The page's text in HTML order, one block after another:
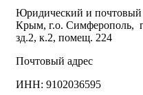
Юридический и почтовый
Крым, г.о. Симферополь,
зд.2, к.2, помещ. 224
Почтовый адрес
ИНН: 9102036595